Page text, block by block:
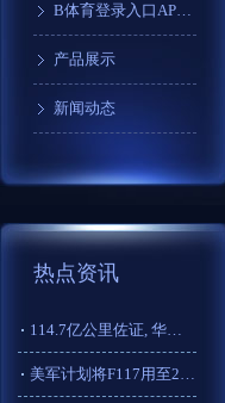
B体育登录入口APP下载介绍
产品展示
新闻动态
热点资讯
114.7亿公里佐证, 华为乾崑
美军计划将F117用至2034, 作